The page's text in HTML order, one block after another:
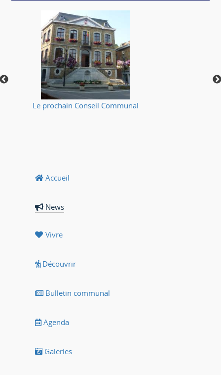
Le prochain Conseil Communal
Accueil
News
Vivre
Découvrir
Bulletin communal
Agenda
Galeries